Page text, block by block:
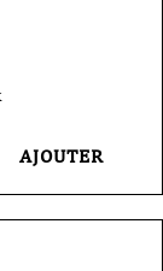
AJOUTER